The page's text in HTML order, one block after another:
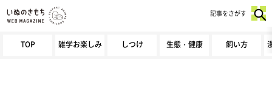
TOP 雑学お楽しみ しつけ 生態・健康 飼い方
記事をさがす